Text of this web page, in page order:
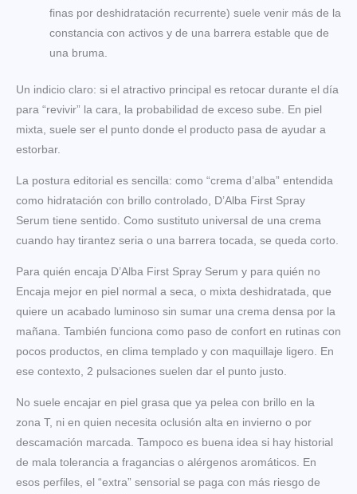
finas por deshidratación recurrente) suele venir más de la
constancia con activos y de una barrera estable que de
una bruma.
Un indicio claro: si el atractivo principal es retocar durante el día
para “revivir” la cara, la probabilidad de exceso sube. En piel
mixta, suele ser el punto donde el producto pasa de ayudar a
estorbar.
La postura editorial es sencilla: como “crema d’alba” entendida
como hidratación con brillo controlado, D’Alba First Spray
Serum tiene sentido. Como sustituto universal de una crema
cuando hay tirantez seria o una barrera tocada, se queda corto.
Para quién encaja D’Alba First Spray Serum y para quién no
Encaja mejor en piel normal a seca, o mixta deshidratada, que
quiere un acabado luminoso sin sumar una crema densa por la
mañana. También funciona como paso de confort en rutinas con
pocos productos, en clima templado y con maquillaje ligero. En
ese contexto, 2 pulsaciones suelen dar el punto justo.
No suele encajar en piel grasa que ya pelea con brillo en la
zona T, ni en quien necesita oclusión alta en invierno o por
descamación marcada. Tampoco es buena idea si hay historial
de mala tolerancia a fragancias o alérgenos aromáticos. En
esos perfiles, el “extra” sensorial se paga con más riesgo de